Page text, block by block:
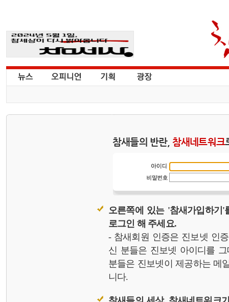
참새들의 반란, 참새네트워크
오른쪽에 있는 '참새가입하기
로그인 해 주세요.
- 참새회원 인증은 진보넷 인
신 분들은 진보넷 아이디를
분들은 진보넷이 제공하는 메
니다.